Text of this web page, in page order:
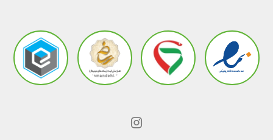
دیابتی را مانع می شود.در سایت داروما و در پایین صفحه
محصولات بیشتری را در زمینه دیابت و کنترل کننده قند
خون می توانید ببیند.هر چند که این محصول ها گیاهی
هستند و عوارض محصولات شیمیایی را ندارند ولی بهتر است که
که روی بسته بندی و بروشور محصول درج شده است توجه